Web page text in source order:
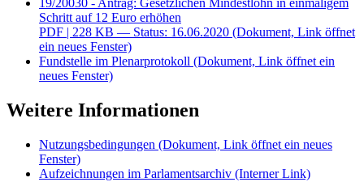
19/20030 - Antrag: Gesetzlichen Mindestlohn in einmaligem
Schritt auf 12 Euro erhöhen
PDF | 228 KB — Status: 16.06.2020 (Dokument, Link öffnet
ein neues Fenster)
Fundstelle im Plenarprotokoll (Dokument, Link öffnet ein
neues Fenster)
Weitere Informationen
Nutzungsbedingungen (Dokument, Link öffnet ein neues
Fenster)
Aufzeichnungen im Parlamentsarchiv (Interner Link)